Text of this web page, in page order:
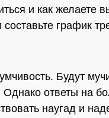
и как желаете
график
Будут
Однако ответы на
наугад и